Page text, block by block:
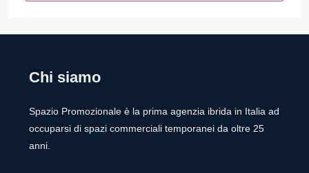
Chi siamo
Spazio Promozionale è la prima agenzia ibrida in Italia ad
occuparsi di spazi commerciali temporanei da oltre 25
anni.